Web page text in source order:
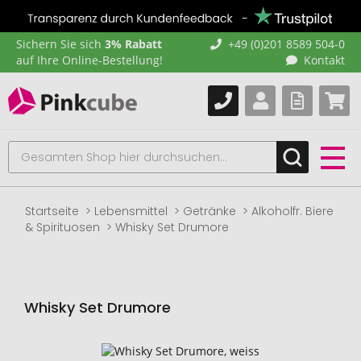
Sichern Sie sich 3% Rabatt
auf Ihre Online-Bestellung!
+49 (0)201 8589 504-0
Kontakt
Startseite Lebensmittel Getränke
Alkoholfr. Biere
& Spirituosen
Whisky Set Drumore
Whisky Set Drumore